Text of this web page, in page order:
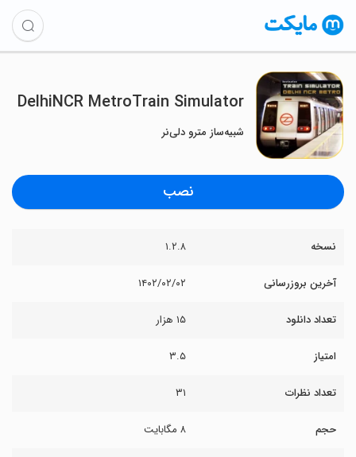
DelhiNCR MetroTrain Simulator
شبیه‌ساز مترو دلی‌نر
نصب
نسخه ۱.۲.۸
آخرین بروزرسانی ۱۴۰۲/۰۲/۰۲
تعداد دانلود ۱۵ هزار
امتیاز ۳.۵
تعداد نظرات ۳۱
حجم ۸ مگابایت